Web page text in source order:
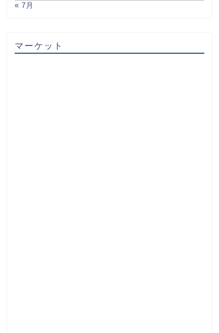
« 7月
マーケット